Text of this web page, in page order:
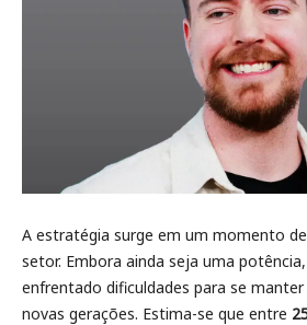
A estratégia surge em um momento
setor. Embora ainda seja uma
enfrentado dificuldades para se
novas gerações. Estima-se que entre